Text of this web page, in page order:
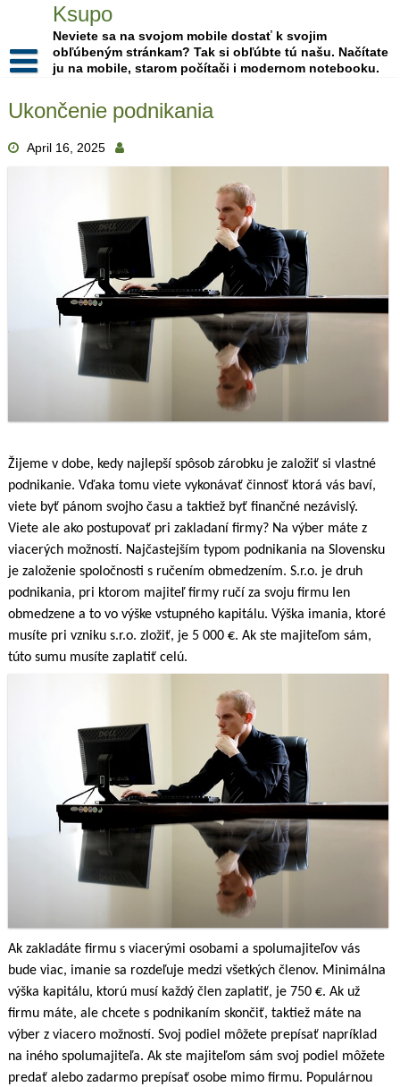
Ksupo
Neviete sa na svojom mobile dostať k svojim
obľúbeným stránkam? Tak si obľúbte tú našu. Načítate
ju na mobile, starom počítači i modernom notebooku.
Ukončenie podnikania
April 16, 2025
Žijeme v dobe, kedy najlepší spôsob zárobku je založiť si vlastné
podnikanie. Vďaka tomu viete vykonávať činnosť ktorá vás baví,
viete byť pánom svojho času a taktiež byť finančné nezávislý.
Viete ale ako postupovať pri zakladaní firmy? Na výber máte z
viacerých možností. Najčastejším typom podnikania na Slovensku
je založenie spoločnosti s ručením obmedzením. S.r.o. je druh
podnikania, pri ktorom majiteľ firmy ručí za svoju firmu len
obmedzene a to vo výške vstupného kapitálu. Výška imania, ktoré
musíte pri vzniku s.r.o. zložiť, je 5 000 €. Ak ste majiteľom sám,
túto sumu musíte zaplatiť celú.
Ak zakladáte firmu s viacerými osobami a spolumajiteľov vás
bude viac, imanie sa rozdeľuje medzi všetkých členov. Minimálna
výška kapitálu, ktorú musí každý člen zaplatiť, je 750 €. Ak už
firmu máte, ale chcete s podnikaním skončiť, taktiež máte na
výber z viacero možností. Svoj podiel môžete prepísať napríklad
na iného spolumajiteľa. Ak ste majiteľom sám svoj podiel môžete
predať alebo zadarmo prepísať osobe mimo firmu. Populárnou